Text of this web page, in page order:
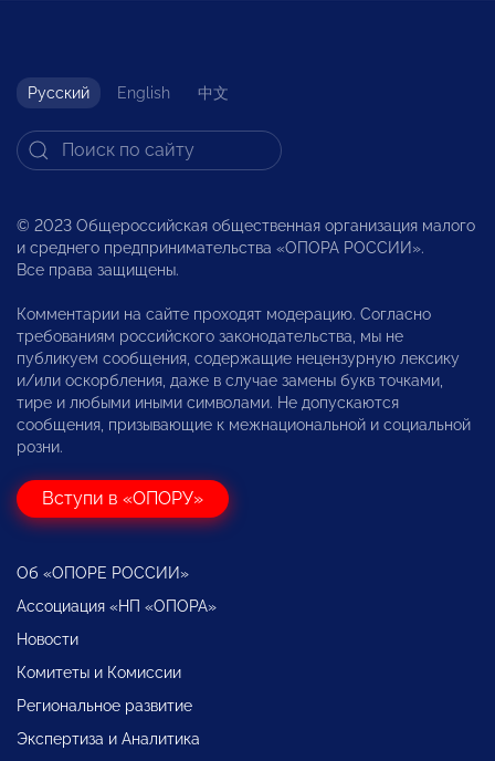
Русский English 中文
© 2023 Общероссийская общественная организация малого
и среднего предпринимательства «ОПОРА РОССИИ».
Все права защищены.
Комментарии на сайте проходят модерацию. Согласно
требованиям российского законодательства, мы не
публикуем сообщения, содержащие нецензурную лексику
и/или оскорбления, даже в случае замены букв точками,
тире и любыми иными символами. Не допускаются
сообщения, призывающие к межнациональной и социальной
розни.
Вступи в «ОПОРУ»
Об «ОПОРЕ РОССИИ»
Ассоциация «НП «ОПОРА»
Новости
Комитеты и Комиссии
Региональное развитие
Экспертиза и Аналитика